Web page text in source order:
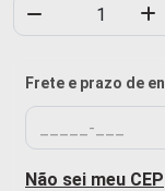
Frete e prazo de
Não sei meu CEP